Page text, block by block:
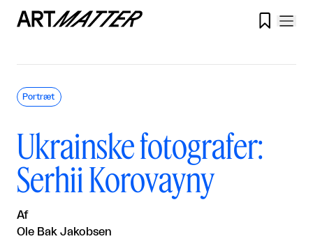

Ukrainske fotografer:
Serhii Korovayny
Af
Ole Bak Jakobsen
Portræt